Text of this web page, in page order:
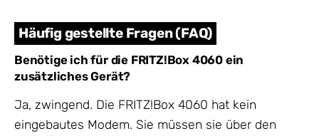
Häufig gestellte Fragen (FAQ)
Benötige ich für die FRITZ!Box 4060 ein
zusätzliches Gerät?
Ja, zwingend. Die FRITZ!Box 4060 hat kein
eingebautes Modem. Sie müssen sie über den